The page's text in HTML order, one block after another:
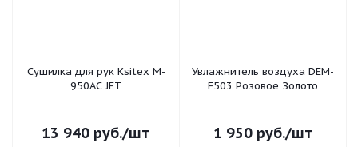
Сушилка для рук Ksitex M-
950AC JET
13 940 руб./шт
Увлажнитель воздуха DEM-
F503 Розовое Золото
1 950руб./шт